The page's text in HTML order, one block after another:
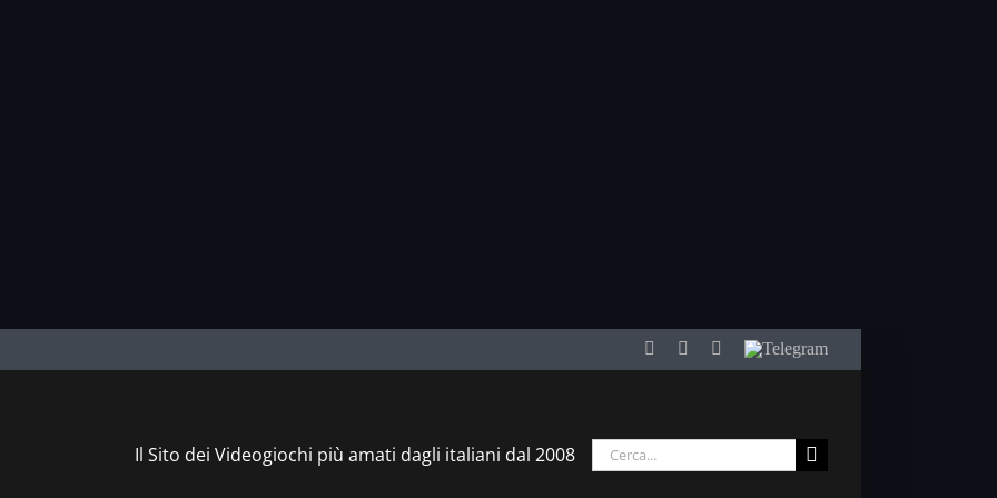
Facebook
TwitterYouTube
Telegram
Il Sito dei Videogiochi più amati dagli italiani dal 2008
Cerca